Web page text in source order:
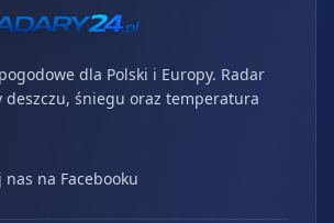
dla Polski i Europy. Radar
deszczu, śniegu oraz temperatura
na Facebooku